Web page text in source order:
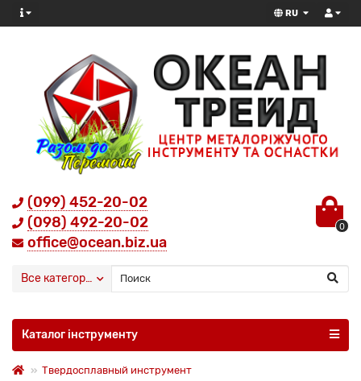
RU
(099) 452-20-02
(098) 492-20-02
office@ocean.biz.ua
0
Все категории
Каталог інструменту
Твердосплавный инструмент